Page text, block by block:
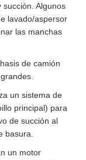
Algunos
lavado/aspersor
las manchas
de camión
un sistema de
principal) para
de succión al
basura.
un motor